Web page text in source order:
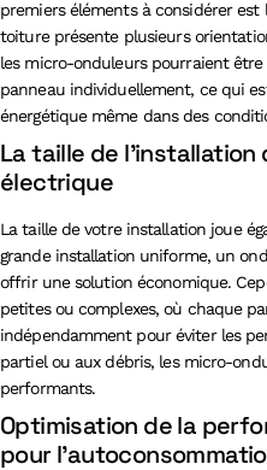
premiers éléments à considérer est
toiture présente plusieurs
les micro-onduleurs pourraient
panneau individuellement, ce qui
énergétique même dans des
La taille de
électrique
La taille de votre installation joue
grande installation uniforme, un
offrir une solution économique.
petites ou complexes, où chaque
indépendamment pour éviter les
partiel ou aux débris, les micro-
performants.
Optimisation de la
pour